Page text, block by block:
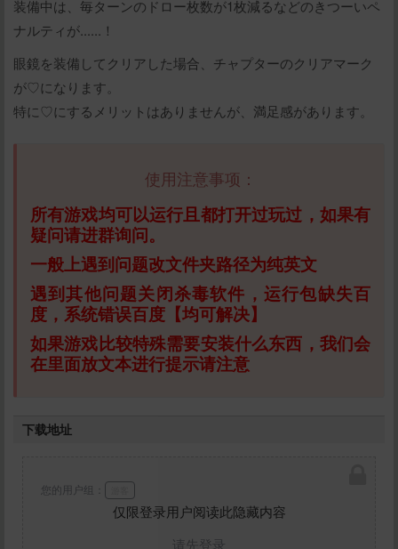
装備中は、毎ターンのドロー枚数が1枚減るなどのきつーいペ
ナルティが......！
眼鏡を装備してクリアした場合、チャプターのクリアマーク
が♡になります。
特に♡にするメリットはありませんが、満足感があります。
使用注意事项：
所有游戏均可以运行且都打开过玩过，如果有
疑问请进群询问。
一般上遇到问题改文件夹路径为纯英文
遇到其他问题关闭杀毒软件，运行包缺失百
度，系统错误百度【均可解决】
如果游戏比较特殊需要安装什么东西，我们会
在里面放文本进行提示请注意
下载地址
仅限登录用户阅读此隐藏内容
请先登录
您的用户组：